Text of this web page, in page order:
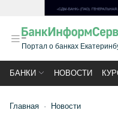
Портал о банках
БАНКИ НОВОСТИ
Главная Новости